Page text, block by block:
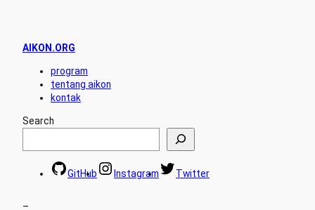
AIKON.ORG
program
tentang aikon
kontak
Search
GitHub Instagram Twitter
–